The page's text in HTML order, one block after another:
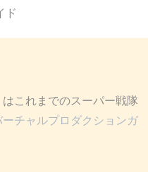
ド
これまでのスーパー戦隊
チャルプロダクションガ